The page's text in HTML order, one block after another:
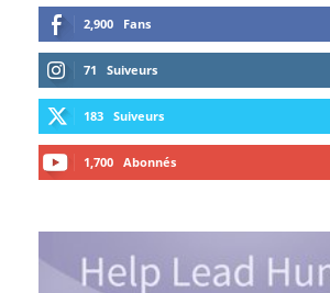
2,900 Fans
71 Suiveurs
183 Suiveurs
1,700 Abonnés